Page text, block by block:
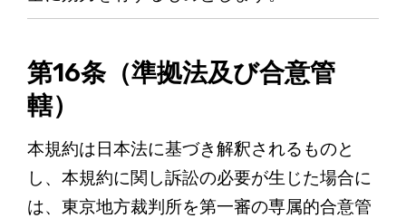
第16条（準拠法及び合意管
轄）
本規約は日本法に基づき解釈されるものと
し、本規約に関し訴訟の必要が生じた場合に
は、東京地方裁判所を第一審の専属的合意管